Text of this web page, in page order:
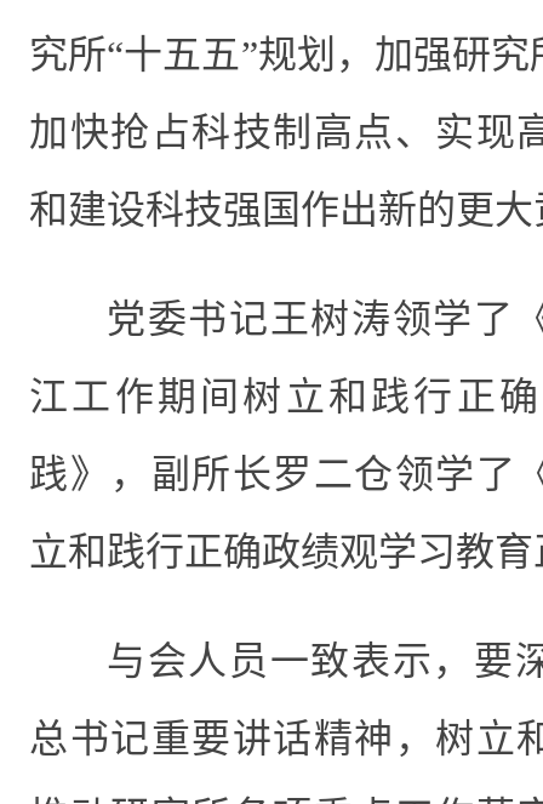
究所“十五五”规划，加强研
加快抢占科技制高点、实现
和建设科技强国作出新的更
党委书记王树涛领学了
江工作期间树立和践行正
践》，副所长罗二仓领学了
立和践行正确政绩观学习教
与会人员一致表示，要
总书记重要讲话精神，树立